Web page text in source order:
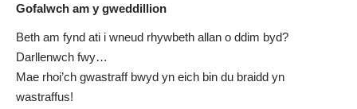
Gofalwch am y gweddillion
Beth am fynd ati i wneud rhywbeth allan o ddim byd?
Darllenwch fwy…
Mae rhoi’ch gwastraff bwyd yn eich bin du braidd yn
wastraffus!